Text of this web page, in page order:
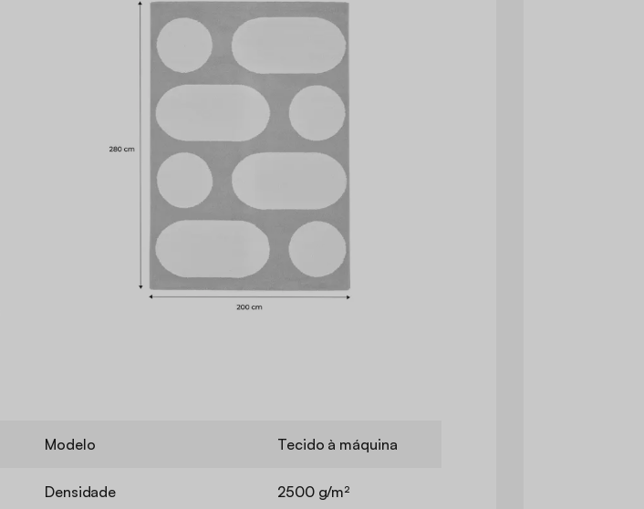
Modelo Tecido à máquina
Densidade 2500 g/m²